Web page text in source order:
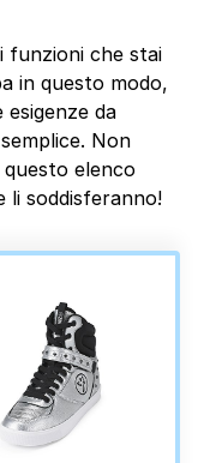
funzioni che stai
in questo modo,
da
Non
elenco
li soddisferanno!